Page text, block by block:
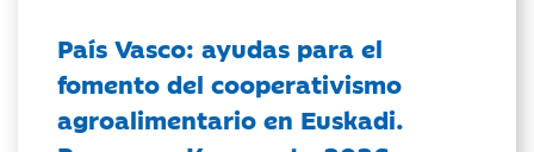
País Vasco: ayudas para el
fomento del cooperativismo
agroalimentario en Euskadi.